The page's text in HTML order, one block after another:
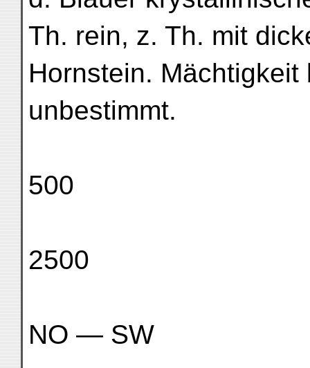
Th. rein, z. Th. mit
Hornstein.
unbestimmt.
500
2500
NO — SW